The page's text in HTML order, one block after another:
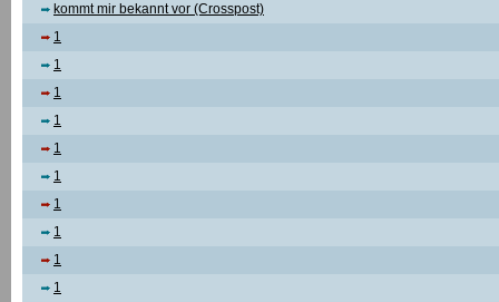
kommt mir bekannt vor (Crosspost)
1
1
1
1
1
1
1
1
1
1